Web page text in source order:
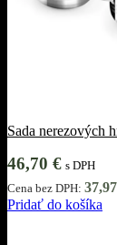
Sada nerezových
46,70 € s DPH
Cena bez DPH: 37,97
Pridať do košíka